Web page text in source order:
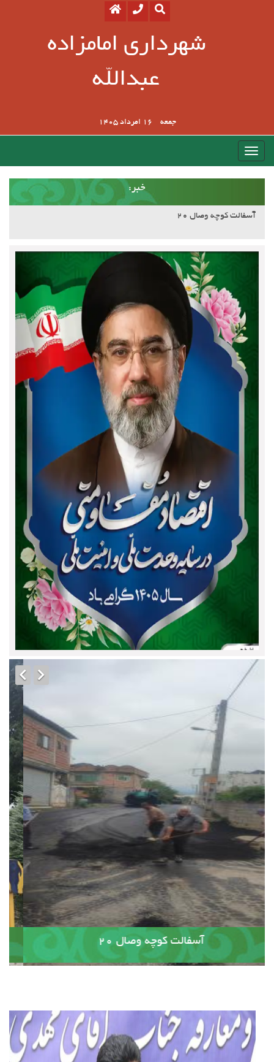
شهرداری امامزاده
عبدالله
جمعه 16 امرداد 1405
:خبر
آسفالت کوچه وصال ۲۰
آسفالت کوچه وصال ۲۰